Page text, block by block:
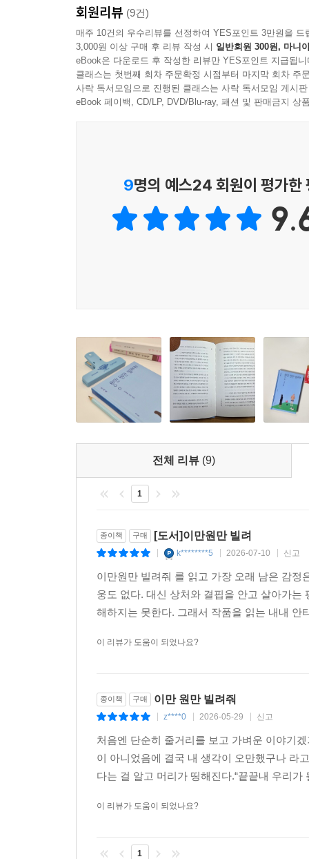
씁쓸한 교차로에서 말없이 스쳐 가는
번역되지 않은 고통들
숫자로 치환된 세계의 폭력성은 두 번째 소설
전전하는 오영은 스스로를 “칠천 원짜리”라 자
이 작품은 동생의 억울한 죽음을 풀기 위해 세상
서늘한 자각이 서사의 완결을 계속해서 유예한다.
세 번째 소설 「우리가 될 수 없는」은 유괴범
이야기이다. 다만 정우가 겪은 진정한 외상은 동
제 아이가 고작 이만 원으로 환산되었다는 점을 받
나는 지금도 엄마가 내게 했던 말들을 종종 떠올린
?네 차림새가, 네 몰골이, 네가 얼마나 거지 같아
엄마는 놀이터 흙바닥이나 마트 선반에서 내 손을
?이게 뭐 하는 짓이야, 더럽게.
그러고는 도무지 견딜 수 없다는 듯, 진저리를 치며
?제발 이만 원짜리같이 굴지 좀 마.
삶의 가치와 의미가 화폐로 계산되고 환산되는
믿어야 한다, 사람을, 세계를, 무수한 선택 속에
앙금처럼 가라앉는 조용한 희망이 있다. 저자가
것도 묘미일 테다. 그렇게 독자는 “부서뜨리기 위
안보윤의 신작이 우리에게 건네는, 묵직하고도 서
진심이 되려면 믿어야 한다, 사람을 세계를 무수
― 에세이 「마침표도 없이,」 중에서
회원리뷰 (9건)
매주 10건의 우수리뷰를 선정하여 YES포인트 3만원을 드
3,000원 이상 구매 후 리뷰 작성 시 일반회원 300원, 마니
eBook은 다운로드 후 작성한 리뷰만 YES포인트 지급됩니
클래스는 첫번째 회차 주문확정 시점부터 마지막 회차 주
사락 독서모임으로 진행된 클래스는 사락 독서모임 게시
eBook 페이백, CD/LP, DVD/Blu-ray, 패션 및 판매금지 상
9명의 예스24 회원이 평가한
전체 리뷰 (9)
1
종이책 구매 [도서]이만원만 빌려
k********5 2026-07-10 신고
이만원만 빌려줘 를 읽고 가장 오래 남은 감
웅도 없다. 대신 상처와 결핍을 안고 살아가
해하지는 못한다. 그래서 작품을 읽는 내내
이 리뷰가 도움이 되었나요?
종이책 구매 이만 원만 빌려줘
z****0 2026-05-29 신고
처음엔 단순히 줄거리를 보고 가벼운 이야기
이 아니었음에 결국 내 생각이 오만했구나 라
다는 걸 알고 머리가 띵해진다.“끝끝내 우리
이 리뷰가 도움이 되었나요?
1